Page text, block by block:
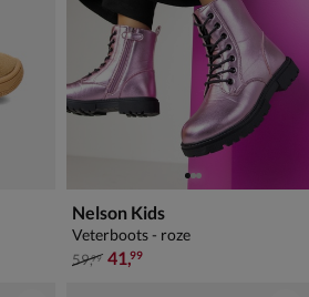
Nelson Kids
Veterboots - roze
van € 59,99 voor € 41,99
59,99 41,99